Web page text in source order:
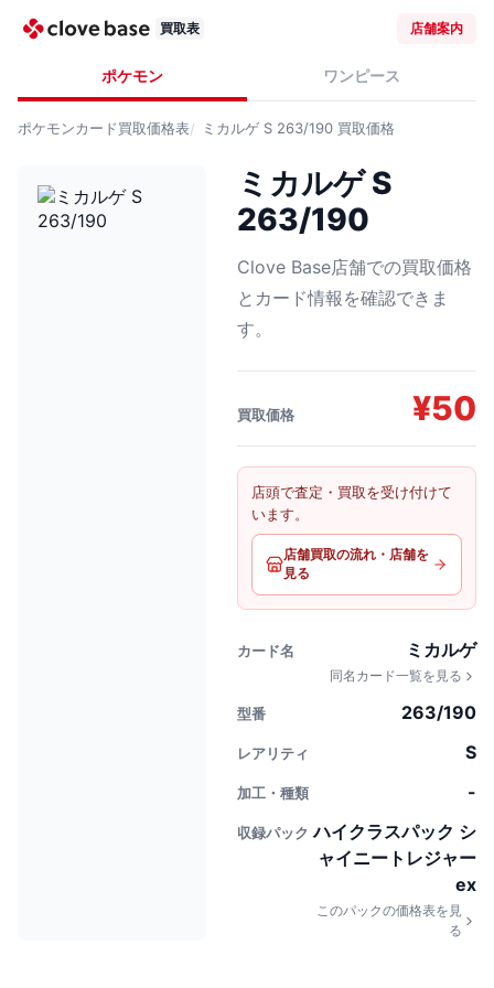
買取表 店舗案内
ポケモン ワンピース
ポケモンカード買取価格表 ミカルゲ S 263/190 買取価格
ミカルゲ S
263/190
Clove Base店舗での買取価格
とカード情報を確認できま
す。
買取価格 ¥50
店頭で査定・買取を受け付けて
います。
店舗買取の流れ・店舗を
見る
カード名 ミカルゲ
同名カード一覧を見る
型番 263/190
レアリティ S
加工・種類 -
収録パック ハイクラスパック シ
ャイニートレジャー
ex
このパックの価格表を見
る